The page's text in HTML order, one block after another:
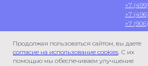
Продолжая пользоваться сайтом, вы даете
согласие на использование cookies. С их
помощью мы обеспечиваем улучшение
+7
+7
+7